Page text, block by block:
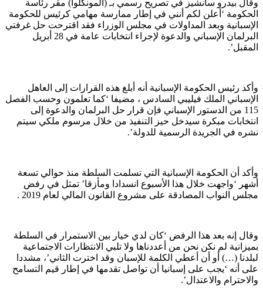
وقال بيدرو سانشيز في تصريح رسمي بـ (المونكلوا) مقر رئاسة
الحكومة ‘أعلن لكم أنني في إطار ممارسة مهامي كرئيس للحكومة
الإسبانية وبعد المداولات في مجلس الوزراء فقد اقترحت حل غرفتي
البرلمان الإسباني والدعوة لإجراء انتخابات عامة في 28 أبريل
المقبل’.
وأكد رئيس الحكومة الإسبانية أنه أبلغ هذه القرارات إلى العاهل
الإسباني الملك فيليبي السادس ، مضيفا ‘كما تعلمون وحسب الفصل
115 من الدستور الإسباني فإن قرار حل البرلمان والدعوة إلى
انتخابات مبكرة سيدخل حيز التنفيذ من خلال مرسوم ملكي سيتم
نشره في الجريدة الرسمية للدولة’.
وأكد أن الحكومة الإسبانية التي تسلمت السلطة منذ حوالي تسعة
أشهر ‘واجهت خلال هذا الأسبوع انسدادا ومأزقا’ تمثل في رفض
مجلس النواب المصادقة على مشروع القانون المالي لعام 2019 .
وقال إنه بعد هذا الرفض ‘كان لدي خيار بين الاستمرار في السلطة
بميزانية لم نكن نحن من أعددناها ولا تلبي الانتظارات الاجتماعية
لبلدنا (…) أو أن أعطي الكلمة للإسبان وقد اخترت الثاني’، مشددا
على أنه ‘يجب على إسبانيا أن تواصل تقدمها في إطار قيم التسامح
والاحترام والاعتدال’.